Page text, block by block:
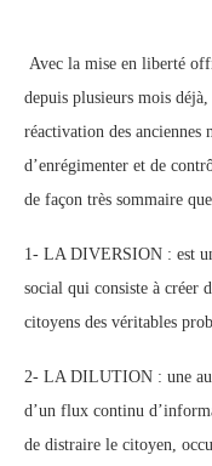
Avec la mise en liberté
depuis plusieurs mois déjà,
réactivation des anciennes
d’enrégimenter et de
de façon très sommaire
1- LA DIVERSION : est
social qui consiste à créer
citoyens des véritables
2- LA DILUTION : une
d’un flux continu
de distraire le citoyen,